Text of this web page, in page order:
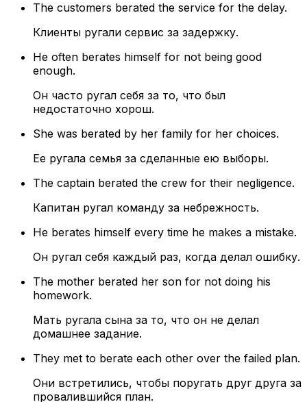
The customers berated the service for the delay.
Клиенты ругали сервис за задержку.
He often berates himself for not being good
enough.
Он часто ругал себя за то, что был
недостаточно хорош.
She was berated by her family for her choices.
Ее ругала семья за сделанные ею выборы.
The captain berated the crew for their negligence.
Капитан ругал команду за небрежность.
He berates himself every time he makes a mistake.
Он ругал себя каждый раз, когда делал ошибку.
The mother berated her son for not doing his
homework.
Мать ругала сына за то, что он не делал
домашнее задание.
They met to berate each other over the failed plan.
Они встретились, чтобы поругать друг друга за
провалившийся план.